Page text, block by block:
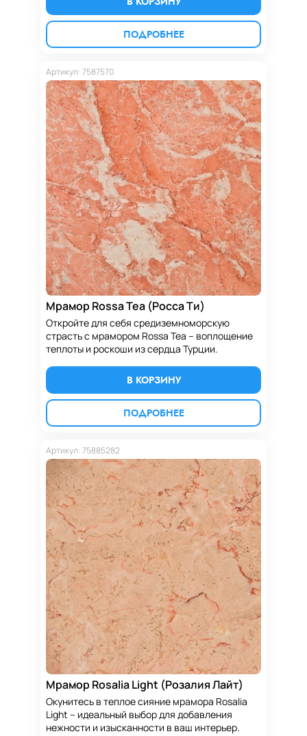
ПОДРОБНЕЕ
Артикул: 7587570
Мрамор Rossa Tea (Росса Ти)
Откройте для себя средиземноморскую
страсть с мрамором Rossa Tea – воплощение
теплоты и роскоши из сердца Турции.
В КОРЗИНУ
ПОДРОБНЕЕ
Артикул: 75885282
Мрамор Rosalia Light (Розалия Лайт)
Окунитесь в теплое сияние мрамора Rosalia
Light – идеальный выбор для добавления
нежности и изысканности в ваш интерьер.